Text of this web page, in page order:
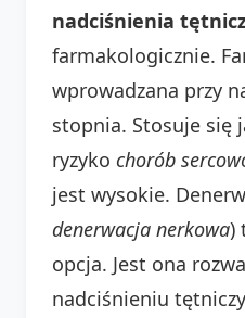
nadciśnienia
farmakologicznie.
wprowadzana przy
stopnia. Stosuje się
ryzyko chorób
jest wysokie.
denerwacja nerkowa)
opcja. Jest ona
nadciśnieniu